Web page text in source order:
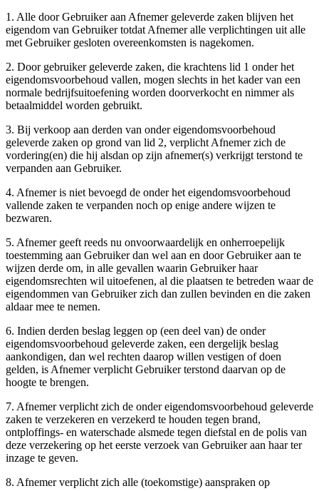
1. Alle door Gebruiker aan Afnemer geleverde zaken blijven het
eigendom van Gebruiker totdat Afnemer alle verplichtingen uit alle
met Gebruiker gesloten overeenkomsten is nagekomen.
2. Door gebruiker geleverde zaken, die krachtens lid 1 onder het
eigendomsvoorbehoud vallen, mogen slechts in het kader van een
normale bedrijfsuitoefening worden doorverkocht en nimmer als
betaalmiddel worden gebruikt.
3. Bij verkoop aan derden van onder eigendomsvoorbehoud
geleverde zaken op grond van lid 2, verplicht Afnemer zich de
vordering(en) die hij alsdan op zijn afnemer(s) verkrijgt terstond te
verpanden aan Gebruiker.
4. Afnemer is niet bevoegd de onder het eigendomsvoorbehoud
vallende zaken te verpanden noch op enige andere wijzen te
bezwaren.
5. Afnemer geeft reeds nu onvoorwaardelijk en onherroepelijk
toestemming aan Gebruiker dan wel aan en door Gebruiker aan te
wijzen derde om, in alle gevallen waarin Gebruiker haar
eigendomsrechten wil uitoefenen, al die plaatsen te betreden waar de
eigendommen van Gebruiker zich dan zullen bevinden en die zaken
aldaar mee te nemen.
6. Indien derden beslag leggen op (een deel van) de onder
eigendomsvoorbehoud geleverde zaken, een dergelijk beslag
aankondigen, dan wel rechten daarop willen vestigen of doen
gelden, is Afnemer verplicht Gebruiker terstond daarvan op de
hoogte te brengen.
7. Afnemer verplicht zich de onder eigendomsvoorbehoud geleverde
zaken te verzekeren en verzekerd te houden tegen brand,
ontploffings- en waterschade alsmede tegen diefstal en de polis van
deze verzekering op het eerste verzoek van Gebruiker aan haar ter
inzage te geven.
8. Afnemer verplicht zich alle (toekomstige) aanspraken op